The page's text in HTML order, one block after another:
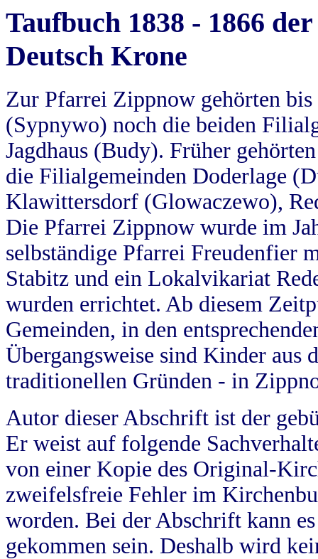
Taufbuch 1838 - 1866
Deutsch Krone
Zur Pfarrei Zippnow gehörten
(Sypnywo) noch die beiden
Jagdhaus (Budy). Früher
die Filialgemeinden Doderlage
Klawittersdorf (Glowaczewo),
Die Pfarrei Zippnow wurde im
selbständige Pfarrei Freudenfier
Stabitz und ein Lokalvikariat
wurden errichtet. Ab diesem
Gemeinden, in den
Übergangsweise sind Kinder aus
traditionellen Gründen - in
Autor dieser Abschrift ist der
Er weist auf folgende
von einer Kopie des Original-
zweifelsfreie Fehler im
worden. Bei der Abschrift kann
gekommen sein. Deshalb wird